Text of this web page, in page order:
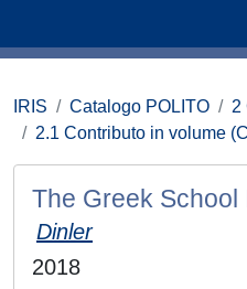
IRIS Catalogo POLITO
2
2.1 Contributo in volume
The Greek School
Dinler
2018